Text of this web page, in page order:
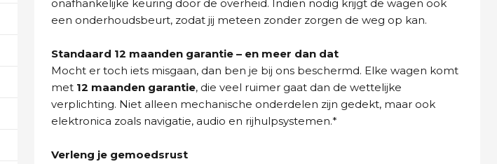
onafhankelijke keuring door de overheid. Indien nodig krijgt de wagen ook
een onderhoudsbeurt, zodat jij meteen zonder zorgen de weg op kan.
Standaard 12 maanden garantie – en meer dan dat
Mocht er toch iets misgaan, dan ben je bij ons beschermd. Elke wagen komt
met 12 maanden garantie, die veel ruimer gaat dan de wettelijke
verplichting. Niet alleen mechanische onderdelen zijn gedekt, maar ook
elektronica zoals navigatie, audio en rijhulpsystemen.*
Verleng je gemoedsrust